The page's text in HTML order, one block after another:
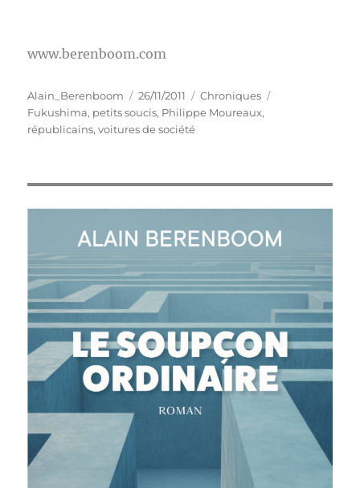
www.berenboom.com
Auteur
Alain_Berenboom
Publié
le
26/11/2011 Catégories
Chroniques
Fukushima, petits soucis, Philippe Moureaux,
républicains,voitures de société